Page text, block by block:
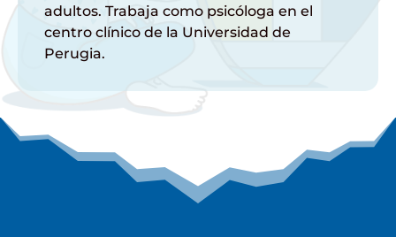
adultos. Trabaja como psicóloga en el
centro clínico de la Universidad de
Perugia.